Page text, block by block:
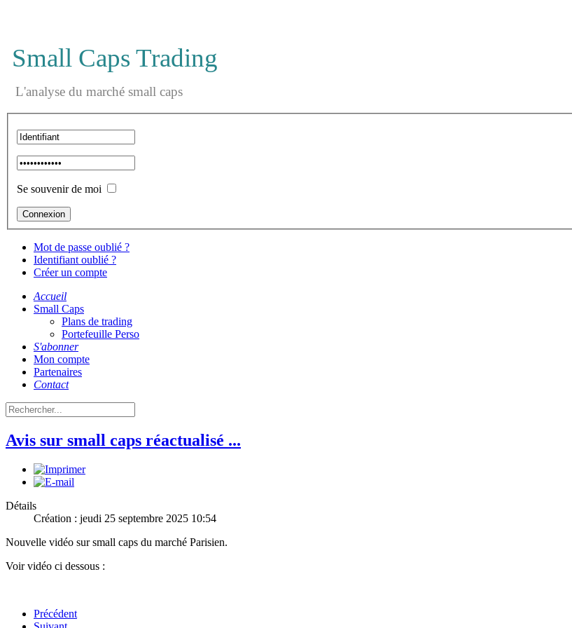
Small Caps Trading
L'analyse du marché small caps
Se souvenir de moi
Mot de passe oublié ?
Identifiant oublié ?
Créer un compte
Accueil
Small Caps
Plans de trading
Portefeuille Perso
S'abonner
Mon compte
Partenaires
Contact
Avis sur small caps réactualisé ...
Détails
Création : jeudi 25 septembre 2025 10:54
Nouvelle vidéo sur small caps du marché Parisien.
Voir vidéo ci dessous :
Précédent